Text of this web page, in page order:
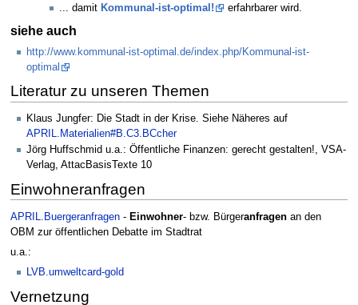
... damit Kommunal-ist-optimal! erfahrbarer wird.
siehe auch
http://www.kommunal-ist-optimal.de/index.php/Kommunal-ist-
optimal
Literatur zu unseren Themen
Klaus Jungfer: Die Stadt in der Krise. Siehe Näheres auf
APRIL.Materialien#B.C3.BCcher
Jörg Huffschmid u.a.: Öffentliche Finanzen: gerecht gestalten!, VSA-
Verlag, AttacBasisTexte 10
Einwohneranfragen
APRIL.Buergeranfragen- Einwohner- bzw. Bürgeranfragenan den
OBM zur öffentlichen Debatte im Stadtrat
u.a.:
LVB.umweltcard-gold
Vernetzung